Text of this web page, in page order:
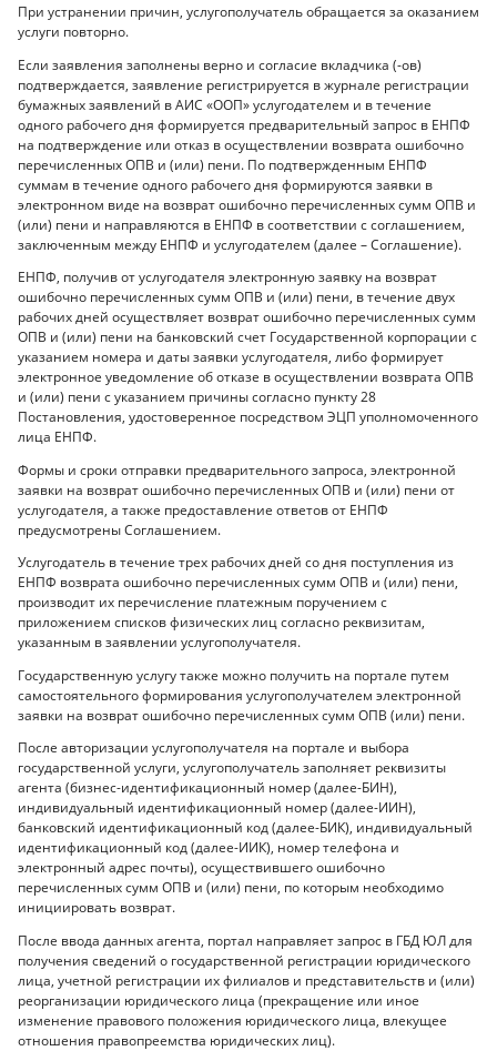
При устранении причин, услугополучатель обращается за оказанием
услуги повторно.
Если заявления заполнены верно и согласие вкладчика (-ов)
подтверждается, заявление регистрируется в журнале регистрации
бумажных заявлений в АИС «ООП» услугодателем и в течение
одного рабочего дня формируется предварительный запрос в ЕНПФ
на подтверждение или отказ в осуществлении возврата ошибочно
перечисленных ОПВ и (или) пени. По подтвержденным ЕНПФ
суммам в течение одного рабочего дня формируются заявки в
электронном виде на возврат ошибочно перечисленных сумм ОПВ и
(или) пени и направляются в ЕНПФ в соответствии с соглашением,
заключенным между ЕНПФ и услугодателем (далее – Соглашение).
ЕНПФ, получив от услугодателя электронную заявку на возврат
ошибочно перечисленных сумм ОПВ и (или) пени, в течение двух
рабочих дней осуществляет возврат ошибочно перечисленных сумм
ОПВ и (или) пени на банковский счет Государственной корпорации с
указанием номера и даты заявки услугодателя, либо формирует
электронное уведомление об отказе в осуществлении возврата ОПВ
и (или) пени с указанием причины согласно пункту 28
Постановления, удостоверенное посредством ЭЦП уполномоченного
лица ЕНПФ.
Формы и сроки отправки предварительного запроса, электронной
заявки на возврат ошибочно перечисленных ОПВ и (или) пени от
услугодателя, а также предоставление ответов от ЕНПФ
предусмотрены Соглашением.
Услугодатель в течение трех рабочих дней со дня поступления из
ЕНПФ возврата ошибочно перечисленных сумм ОПВ и (или) пени,
производит их перечисление платежным поручением с
приложением списков физических лиц согласно реквизитам,
указанным в заявлении услугополучателя.
Государственную услугу также можно получить на портале путем
самостоятельного формирования услугополучателем электронной
заявки на возврат ошибочно перечисленных сумм ОПВ (или) пени.
После авторизации услугополучателя на портале и выбора
государственной услуги, услугополучатель заполняет реквизиты
агента (бизнес-идентификационный номер (далее-БИН),
индивидуальный идентификационный номер (далее-ИИН),
банковский идентификационный код (далее-БИК), индивидуальный
идентификационный код (далее-ИИК), номер телефона и
электронный адрес почты), осуществившего ошибочно
перечисленных сумм ОПВ и (или) пени, по которым необходимо
инициировать возврат.
После ввода данных агента, портал направляет запрос в ГБД ЮЛ для
получения сведений о государственной регистрации юридического
лица, учетной регистрации их филиалов и представительств и (или)
реорганизации юридического лица (прекращение или иное
изменение правового положения юридического лица, влекущее
отношения правопреемства юридических лиц).